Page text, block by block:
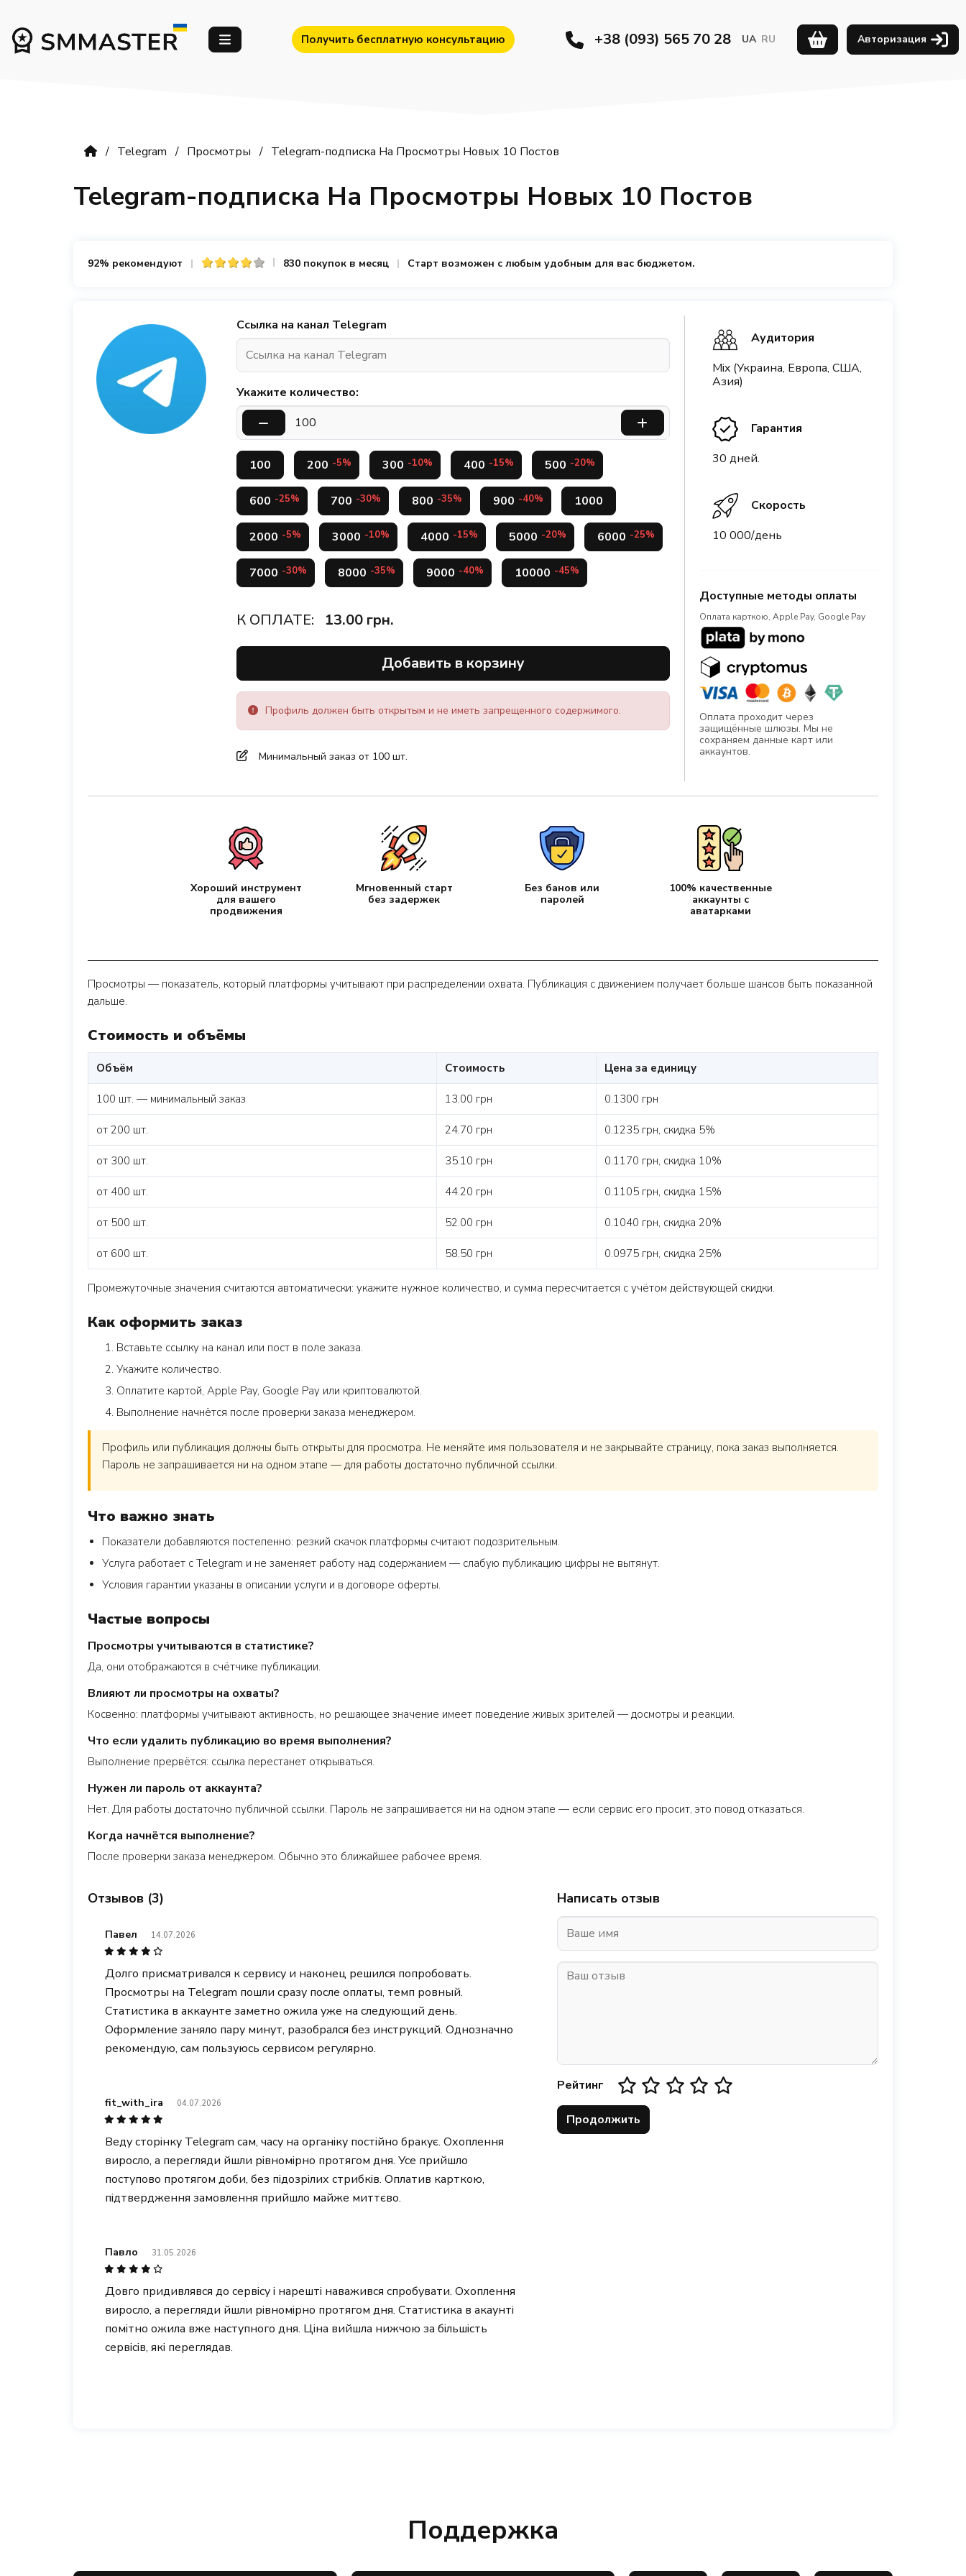
Получить бесплатную консультацию +38 (093) 565 70 28 UA RU Авторизация
Telegram Просмотры Telegram-подписка На Просмотры Новых 10 Постов
Telegram-подписка На Просмотры Новых 10 Постов
92% рекомендуют 830 покупок в месяц Старт возможен с любым удобным для вас бюджетом.
Ссылка на канал Telegram
Укажите количество:
100 200 -5% 300 -10% 400 -15% 500 -20%
600 -25% 700 -30% 800 -35% 900 -40% 1000
2000 -5% 3000 -10% 4000 -15% 5000 -20% 6000 -25%
7000 -30% 8000 -35% 9000 -40% 10000 -45%
К ОПЛАТЕ: 13.00грн.
Добавить в корзину
Профиль должен быть открытым и не иметь запрещенного содержимого.
Минимальный заказ от 100 шт.
Аудитория
Mix (Украина, Европа, США,
Азия)
Гарантия
30 дней.
Скорость
10 000/день
Доступные методы оплаты
Оплата карткою, Apple Pay, Google Pay
Оплата проходит через
защищённые шлюзы. Мы не
сохраняем данные карт или
аккаунтов.
Хороший инструмент
для вашего
продвижения
Мгновенный старт
без задержек
Без банов или
паролей
100% качественные
аккаунты с
аватарками
Просмотры — показатель, который платформы учитывают при распределении охвата. Публикация с движением получает больше шансов быть показанной
дальше.
Стоимость и объёмы
Объём Стоимость Цена за единицу
100 шт. — минимальный заказ 13.00 грн 0.1300 грн
от 200 шт. 24.70 грн 0.1235 грн, скидка 5%
от 300 шт. 35.10 грн 0.1170 грн, скидка 10%
от 400 шт. 44.20 грн 0.1105 грн, скидка 15%
от 500 шт. 52.00 грн 0.1040 грн, скидка 20%
от 600 шт. 58.50 грн 0.0975 грн, скидка 25%
Промежуточные значения считаются автоматически: укажите нужное количество, и сумма пересчитается с учётом действующей скидки.
Как оформить заказ
Вставьте ссылку на канал или пост в поле заказа.
Укажите количество.
Оплатите картой, Apple Pay, Google Pay или криптовалютой.
Выполнение начнётся после проверки заказа менеджером.
Профиль или публикация должны быть открыты для просмотра. Не меняйте имя пользователя и не закрывайте страницу, пока заказ выполняется.
Пароль не запрашивается ни на одном этапе — для работы достаточно публичной ссылки.
Что важно знать
Показатели добавляются постепенно: резкий скачок платформы считают подозрительным.
Услуга работает с Telegram и не заменяет работу над содержанием — слабую публикацию цифры не вытянут.
Условия гарантии указаны в описании услуги и в договоре оферты.
Частые вопросы
Просмотры учитываются в статистике?
Да, они отображаются в счётчике публикации.
Влияют ли просмотры на охваты?
Косвенно: платформы учитывают активность, но решающее значение имеет поведение живых зрителей — досмотры и реакции.
Что если удалить публикацию во время выполнения?
Выполнение прервётся: ссылка перестанет открываться.
Нужен ли пароль от аккаунта?
Нет. Для работы достаточно публичной ссылки. Пароль не запрашивается ни на одном этапе — если сервис его просит, это повод отказаться.
Когда начнётся выполнение?
После проверки заказа менеджером. Обычно это ближайшее рабочее время.
Отзывов (3)
Павел 14.07.2026
Долго присматривался к сервису и наконец решился попробовать.
Просмотры на Telegram пошли сразу после оплаты, темп ровный.
Статистика в аккаунте заметно ожила уже на следующий день.
Оформление заняло пару минут, разобрался без инструкций. Однозначно
рекомендую, сам пользуюсь сервисом регулярно.
fit_with_ira 04.07.2026
Веду сторінку Telegram сам, часу на органіку постійно бракує. Охоплення
виросло, а перегляди йшли рівномірно протягом дня. Усе прийшло
поступово протягом доби, без підозрілих стрибків. Оплатив карткою,
підтвердження замовлення прийшло майже миттєво.
Павло 31.05.2026
Довго придивлявся до сервісу і нарешті наважився спробувати. Охоплення
виросло, а перегляди йшли рівномірно протягом дня. Статистика в акаунті
помітно ожила вже наступного дня. Ціна вийшла нижчою за більшість
сервісів, які переглядав.
Написать отзыв
Рейтинг
Продолжить
Поддержка